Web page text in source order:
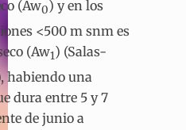
(Aw0) y en los
<500 m snm es
(Aw1) (Salas-
habiendo una
dura entre 5 y 7
de junio a